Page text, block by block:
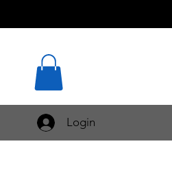
Login